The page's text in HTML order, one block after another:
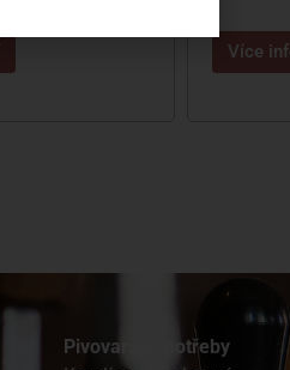
Více
Pivovarské potřeby